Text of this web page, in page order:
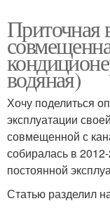
Приточная
водяная)
Хочу поделиться
эксплуатации
совмещенной с
собиралась в
постоянной
Статью разделил